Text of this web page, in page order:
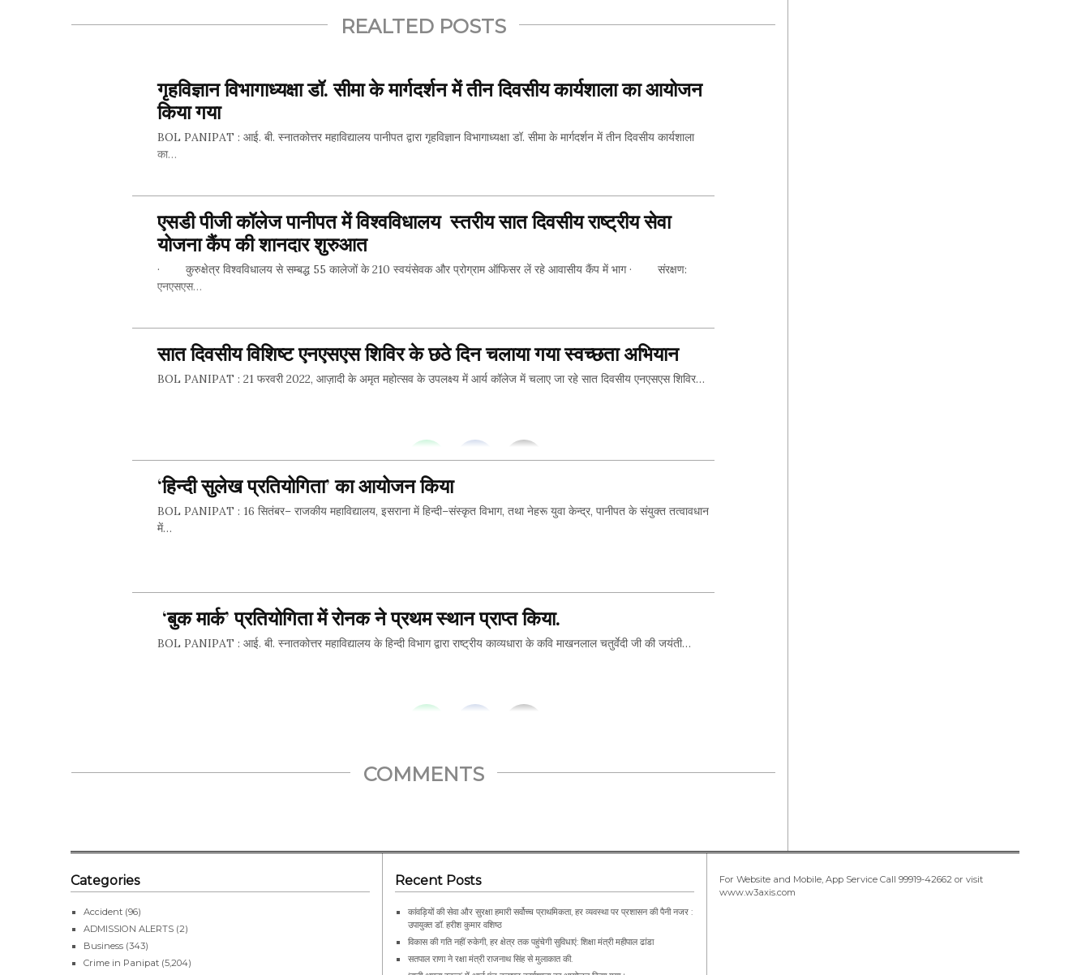
REALTED POSTS
गृहविज्ञान विभागाध्यक्षा डॉ. सीमा के मार्गदर्शन में तीन दिवसीय कार्यशाला का आयोजन
किया गया
BOL PANIPAT : आई. बी. स्नातकोत्तर महाविद्यालय पानीपत द्वारा गृहविज्ञान विभागाध्यक्षा डॉ. सीमा के मार्गदर्शन में तीन दिवसीय कार्यशाला
का…
SHARE THIS...
एसडी पीजी कॉलेज पानीपत में विश्वविधालय स्तरीय सात दिवसीय राष्ट्रीय सेवा
योजना कैंप की शानदार शुरुआत
· कुरुक्षेत्र विश्वविधालय से सम्बद्ध 55 कालेजों के 210 स्वयंसेवक और प्रोग्राम ऑफिसर लें रहे आवासीय कैंप में भाग · संरक्षण:
एनएसएस…
SHARE THIS...
सात दिवसीय विशिष्ट एनएसएस शिविर के छठे दिन चलाया गया स्वच्छता अभियान
BOL PANIPAT : 21 फरवरी 2022, आज़ादी के अमृत महोत्सव के उपलक्ष्य में आर्य कॉलेज में चलाए जा रहे सात दिवसीय एनएसएस शिविर…
‘हिन्दी सुलेख प्रतियोगिता’ का आयोजन किया
BOL PANIPAT : 16 सितंबर– राजकीय महाविद्यालय, इसराना में हिन्दी–संस्कृत विभाग, तथा नेहरू युवा केन्द्र, पानीपत के संयुक्त तत्वावधान
में…
‘बुक मार्क’ प्रतियोगिता में रोनक ने प्रथम स्थान प्राप्त किया.
BOL PANIPAT : आई. बी. स्नातकोत्तर महाविद्यालय के हिन्दी विभाग द्वारा राष्ट्रीय काव्यधारा के कवि माखनलाल चतुर्वेदी जी की जयंती…
COMMENTS
Categories
Accident (96)
ADMISSION ALERTS (2)
Business (343)
Crime in Panipat (5,204)
Recent Posts
कांवड़ियों की सेवा और सुरक्षा हमारी सर्वोच्च प्राथमिकता, हर व्यवस्था पर प्रशासन की पैनी नजर :
उपायुक्त डॉ. हरीश कुमार वशिष्ठ
विकास की गति नहीं रुकेगी, हर क्षेत्र तक पहुंचेगी सुविधाएं: शिक्षा मंत्री महीपाल ढांडा
सतपाल राणा ने रक्षा मंत्री राजनाथ सिंह से मुलाकात की.
For Website and Mobile, App Service Call 99919-42662 or visit
www.w3axis.com